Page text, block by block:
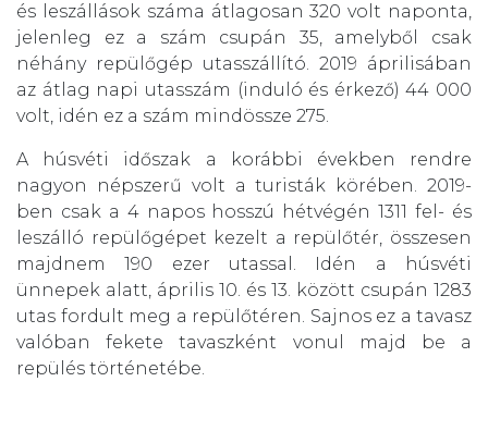
és leszállások száma átlagosan 320 volt naponta,
jelenleg ez a szám csupán 35, amelyből csak
néhány repülőgép utasszállító. 2019 áprilisában
az átlag napi utasszám (induló és érkező) 44 000
volt, idén ez a szám mindössze 275.
A húsvéti időszak a korábbi években rendre
nagyon népszerű volt a turisták körében. 2019-
ben csak a 4 napos hosszú hétvégén 1311 fel- és
leszálló repülőgépet kezelt a repülőtér, összesen
majdnem 190 ezer utassal. Idén a húsvéti
ünnepek alatt, április 10. és 13. között csupán 1283
utas fordult meg a repülőtéren. Sajnos ez a tavasz
valóban fekete tavaszként vonul majd be a
repülés történetébe.